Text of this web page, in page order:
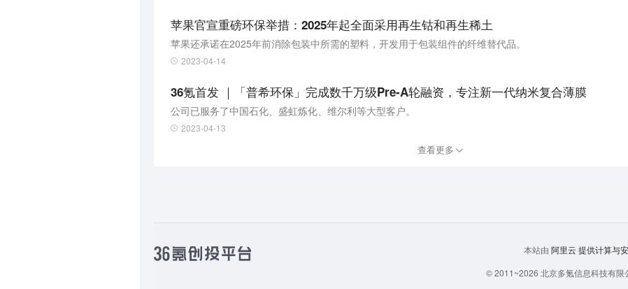
苹果官宣重磅环保举措：2025年起全面采用再生钴和再生稀土
苹果还承诺在2025年前消除包装中所需的塑料，开发用于包装组件的纤维替代品。
2023-04-14
36氪首发 ｜「普希环保」完成数千万级Pre-A轮融资，专注新一代纳米复合薄膜
公司已服务了中国石化、盛虹炼化、维尔利等大型客户。
2023-04-13
查看更多
本站由 阿里云 提供计算与
© 2011~2026 北京多氪信息科技有限